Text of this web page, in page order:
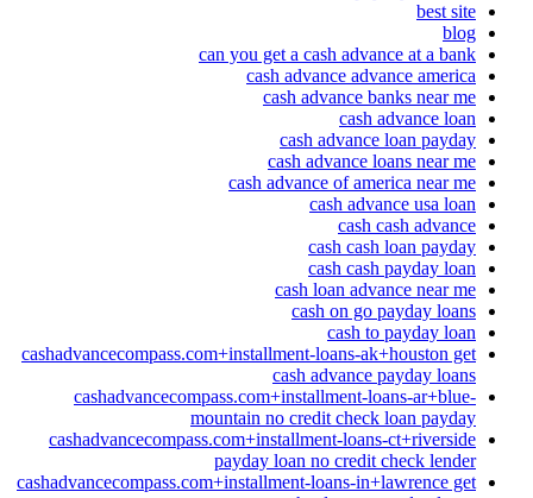
best site
blog
can you get a cash advance at a bank
cash advance advance america
cash advance banks near me
cash advance loan
cash advance loan payday
cash advance loans near me
cash advance of america near me
cash advance usa loan
cash cash advance
cash cash loan payday
cash cash payday loan
cash loan advance near me
cash on go payday loans
cash to payday loan
cashadvancecompass.com+installment-loans-ak+houston get
cash advance payday loans
cashadvancecompass.com+installment-loans-ar+blue-
mountain no credit check loan payday
cashadvancecompass.com+installment-loans-ct+riverside
payday loan no credit check lender
cashadvancecompass.com+installment-loans-in+lawrence get